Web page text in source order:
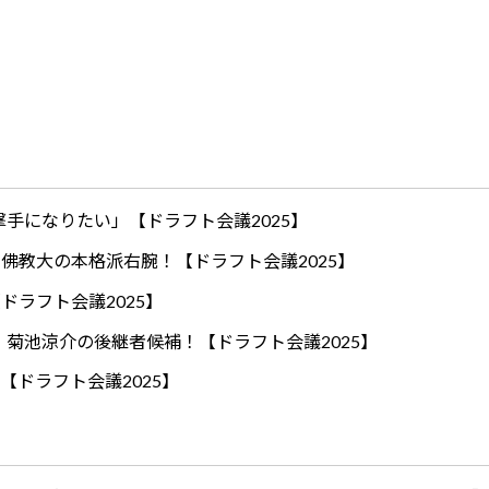
になりたい」【ドラフト会議2025】
教大の本格派右腕！【ドラフト会議2025】
ラフト会議2025】
池涼介の後継者候補！【ドラフト会議2025】
ドラフト会議2025】